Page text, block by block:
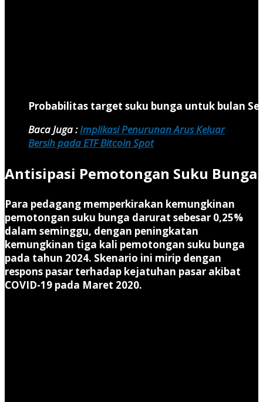
Probabilitas target suku bunga untuk bulan
Baca Juga :Implikasi Penurunan Arus Keluar
Bersih pada ETF Bitcoin Spot
Antisipasi Pemotongan Suku Bunga
Para pedagang memperkirakan kemungkinan
pemotongan suku bunga darurat sebesar 0,25%
dalam seminggu, dengan peningkatan
kemungkinan tiga kali pemotongan suku bunga
pada tahun 2024. Skenario ini mirip dengan
respons pasar terhadap kejatuhan pasar akibat
COVID-19 pada Maret 2020.